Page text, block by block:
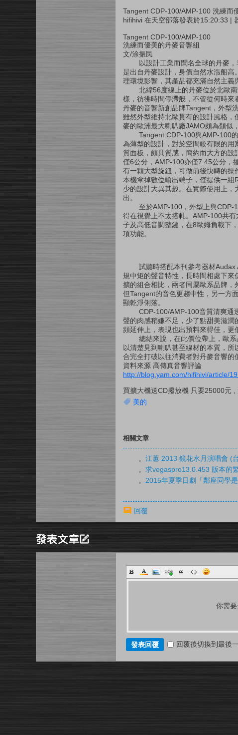
Tangent CDP-100/AMP-100 洗練而
hifihivi 在天空部落發表於15:20:33 |
Tangent CDP-100/AMP-100
洗練而優美的丹麥音響組
文/涂振民
以設計工業而聞名全球的丹麥，
是出自丹麥設計，身價自然水漲船
理環境影響，其產品都充滿自然主義
北緯56度線上的丹麥位於北歐南
樣，彷彿時間停滯般，不管從何時
丹麥的音響新創品牌Tangent，外型
雖然外型維持北歐貫有的設計風格
麥的歐洲最大喇叭廠JAMO頗為類似
Tangent CDP-100與AMP-100的
為薄型的設計，對於空間較有限的
質面板，頗具質感，簡約而大方的
僅6公分，AMP-100亦僅7.45公分，
有一顆大型旋鈕，可做前後快轉的
本機拿掉數位輸出端子，僅提供一
少的設計大異其趣。在實際使用上
出。
至於AMP-100，外型上與CDP-
得在視覺上不太搭軋。AMP-100共
子及高低音調整鍵，在8歐姆負載下
項功能。
試聽時搭配本刊參考器材Audax
規中矩的聲音特性，長時間相處下
擴的組合相比，兩者同屬歐系品牌，
但Tangent的音色更趨中性，另一方
顯乾淨俐落。
CDP-100/AMP-100音質清爽通透
聲的肉感稍嫌不足，少了點甜美滋
頻延伸上，表現也出預料來得佳，更
總結來說，在此價位帶上，歐系
以清楚見到喇叭甚至線材的本質，
合完全打破以往消費者對丹麥音響的
資料來源 高傳真音響評論
http://blog.yam.com/hifihivi/article/
買擴大機送CD撥放機 只要25000元 ,
美的
相關文章
。 江蕙 2013 鏡花水月演唱會 (
。 求vegaspro13.0.453 版本的
。 2015年夏季日劇「鄰座同學
回覆
你需
發表回覆 回覆後切換到最後